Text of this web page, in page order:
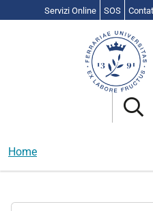
Servizi Online SOS
Home